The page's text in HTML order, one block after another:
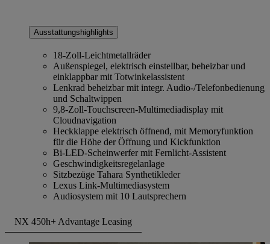
Ausstattungshighlights
18-Zoll-Leichtmetallräder
Außenspiegel, elektrisch einstellbar, beheizbar und
einklappbar mit Totwinkelassistent
Lenkrad beheizbar mit integr. Audio-/Telefonbedienung
und Schaltwippen
9,8-Zoll-Touchscreen-Multimediadisplay mit
Cloudnavigation
Heckklappe elektrisch öffnend, mit Memoryfunktion
für die Höhe der Öffnung und Kickfunktion
Bi-LED-Scheinwerfer mit Fernlicht-Assistent
Geschwindigkeitsregelanlage
Sitzbezüge Tahara Synthetikleder
Lexus Link-Multimediasystem
Audiosystem mit 10 Lautsprechern
NX 450h+ Advantage Leasing